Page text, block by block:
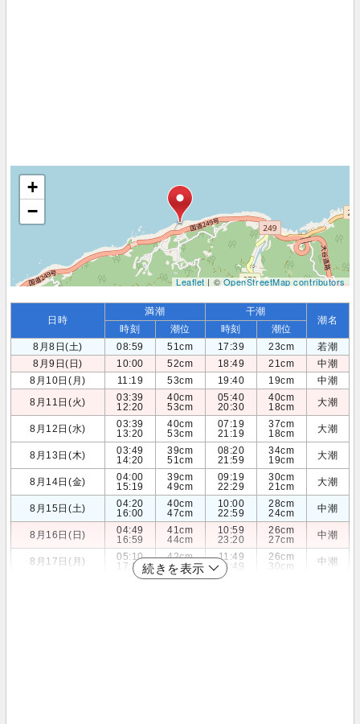
+
−
Leaflet| ©OpenStreetMap contributors
日時
満潮 干潮
潮名
時刻 潮位 時刻
潮位
8月8日(土)
08:59 51cm 17:39 23cm
若潮
8月9日(日)
10:00 52cm 18:49 21cm
中潮
8月10日(月)
11:19 53cm 19:40 19cm
中潮
8月11日(火)
03:39
12:20
40cm
53cm
05:40
20:30
40cm
18cm
大潮
8月12日(水)
03:39
13:20
40cm
53cm
07:19
21:19
37cm
18cm
大潮
8月13日(木)
03:49
14:20
39cm
51cm
08:20
21:59
34cm
19cm
大潮
8月14日(金)
04:00
15:19
39cm
49cm
09:19
22:29
30cm
21cm
大潮
8月15日(土)
04:20
16:00
40cm
47cm
10:00
22:59
28cm
24cm
中潮
8月16日(日)
04:49
16:59
41cm
44cm
10:59
23:20
26cm
27cm
中潮
8月17日(月)
05:10
17:50
42cm
41cm
11:49
23:49
26cm
30cm
中潮
続きを表示